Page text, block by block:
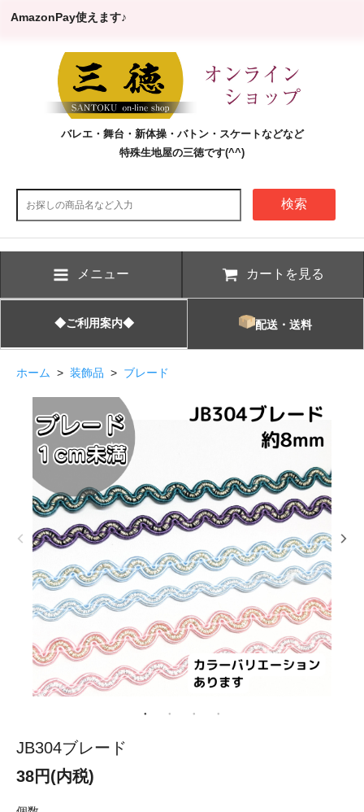
AmazonPay使えます♪
バレエ・舞台・新体操・バトン・スケートなどなど
特殊生地屋の三徳です(^^)
検索
メニュー カートを見る
◆ご利用案内◆ 配送・送料
ホーム > 装飾品 > ブレード
JB304ブレード
38円(内税)